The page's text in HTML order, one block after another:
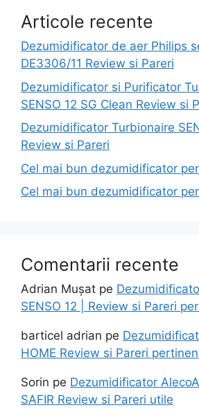
Articole recente
Dezumidificator de aer Philips
DE3306/11 Review si Pareri
Dezumidificator si Purificator
SENSO 12 SG Clean Review si
Dezumidificator Turbionaire
Review si Pareri
Cel mai bun dezumidificator
Cel mai bun dezumidificator
Comentarii recente
Adrian Mușat pe
SENSO 12 | Review si Pareri
barticel adrian pe
HOME Review si Pareri
Sorin pe Dezumidificator
SAFIR Review si Pareri utile